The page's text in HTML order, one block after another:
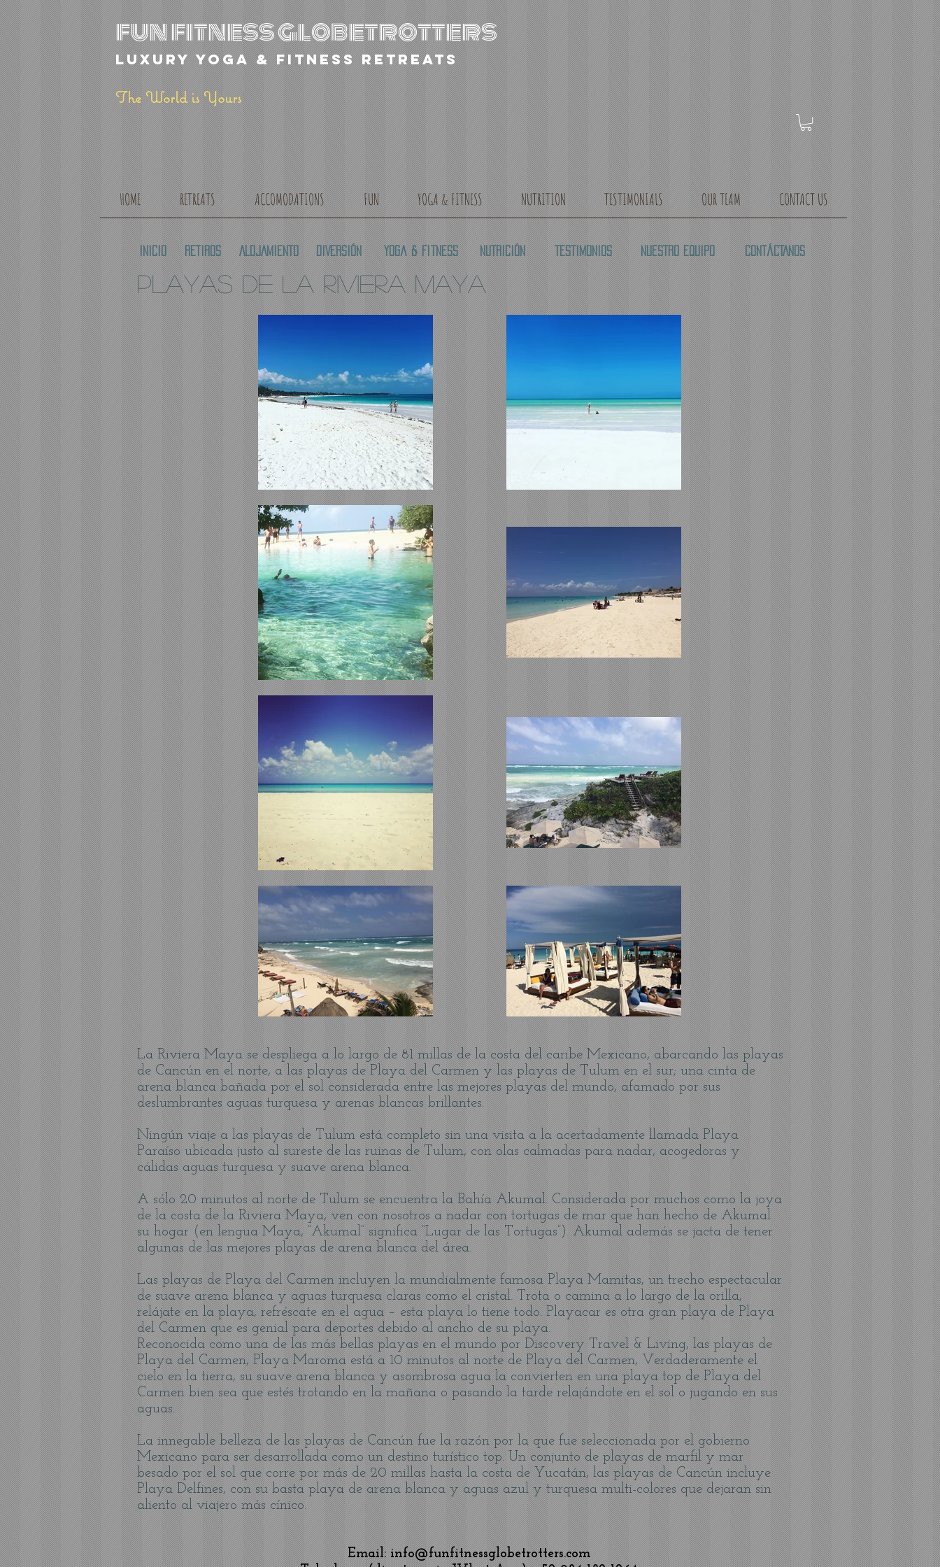
fun fitness globetrotters
luxury yoga & fitness retreats
The World is Yours
HOME RETREATS ACCOMODATIONS FUN YOGA & FITNESS NUTRITION TESTIMONIALS OUR TEAM CONTACT US
INICIO ALOJAMIENTO DIVERSIÓN Yoga & Fitness TESTIMONIOS NUESTRO EQUIPO CONTÁCTANOS
RETIROS NUTRICIÓN
PLAYAS DE LA RIVIERA MAYA
La Riviera Maya se despliega a lo largo de 81 millas de la costa del caribe Mexicano, abarcando las playas
de Cancún en el norte, a las playas de Playa del Carmen y las playas de Tulum en el sur; una cinta de
arena blanca bañada por el sol considerada entre las mejores playas del mundo, afamado por sus
deslumbrantes aguas turquesa y arenas blancas brillantes.
Ningún viaje a las playas de Tulum está completo sin una visita a la acertadamente llamada Playa
Paraíso ubicada justo al sureste de las ruinas de Tulum, con olas calmadas para nadar, acogedoras y
cálidas aguas turquesa y suave arena blanca.
A sólo 20 minutos al norte de Tulum se encuentra la Bahía Akumal. Considerada por muchos como la joya
de la costa de la Riviera Maya, ven con nosotros a nadar con tortugas de mar que han hecho de Akumal
su hogar (en lengua Maya, “Akumal” significa “Lugar de las Tortugas”). Akumal además se jacta de tener
algunas de las mejores playas de arena blanca del área.
Las playas de Playa del Carmen incluyen la mundialmente famosa Playa Mamitas, un trecho espectacular
de suave arena blanca y aguas turquesa claras como el cristal. Trota o camina a lo largo de la orilla,
relájate en la playa, refréscate en el agua – esta playa lo tiene todo. Playacar es otra gran playa de Playa
del Carmen que es genial para deportes debido al ancho de su playa.
Reconocida como una de las más bellas playas en el mundo por Discovery Travel & Living, las playas de
Playa del Carmen, Playa Maroma está a 10 minutos al norte de Playa del Carmen, Verdaderamente el
cielo en la tierra, su suave arena blanca y asombrosa agua la convierten en una playa top de Playa del
Carmen bien sea que estés trotando en la mañana o pasando la tarde relajándote en el sol o jugando en sus
aguas.
La innegable belleza de las playas de Cancún fue la razón por la que fue seleccionada por el gobierno
Mexicano para ser desarrollada como un destino turístico top. Un conjunto de playas de marfil y mar
besado por el sol que corre por más de 20 millas hasta la costa de Yucatán, las playas de Cancún incluye
Playa Delfines, con su basta playa de arena blanca y aguas azul y turquesa multi-colores que dejaran sin
aliento al viajero más cínico.
Email:info@funfitnessglobetrotters.com